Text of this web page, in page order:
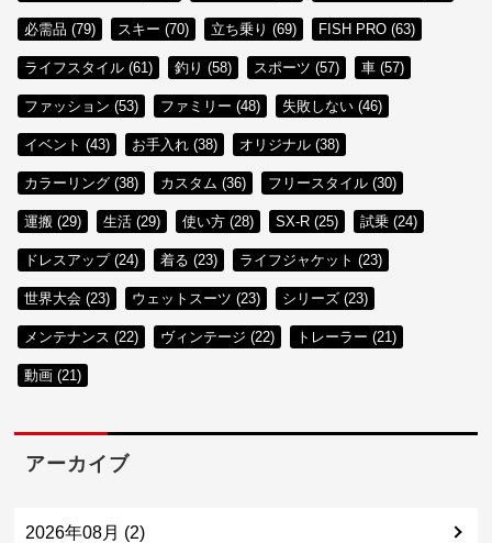
必需品 (79) スキー (70) 立ち乗り (69) FISH PRO (63)
ライフスタイル (61) 釣り (58) スポーツ (57) 車 (57)
ファッション (53) ファミリー (48) 失敗しない (46)
イベント (43) お手入れ (38) オリジナル (38)
カラーリング (38) カスタム (36) フリースタイル (30)
運搬 (29) 生活 (29) 使い方 (28) SX-R (25) 試乗 (24)
ドレスアップ (24) 着る (23) ライフジャケット (23)
世界大会 (23) ウェットスーツ (23) シリーズ (23)
メンテナンス (22) ヴィンテージ (22) トレーラー (21)
動画 (21)
アーカイブ
2026年08月 (2)